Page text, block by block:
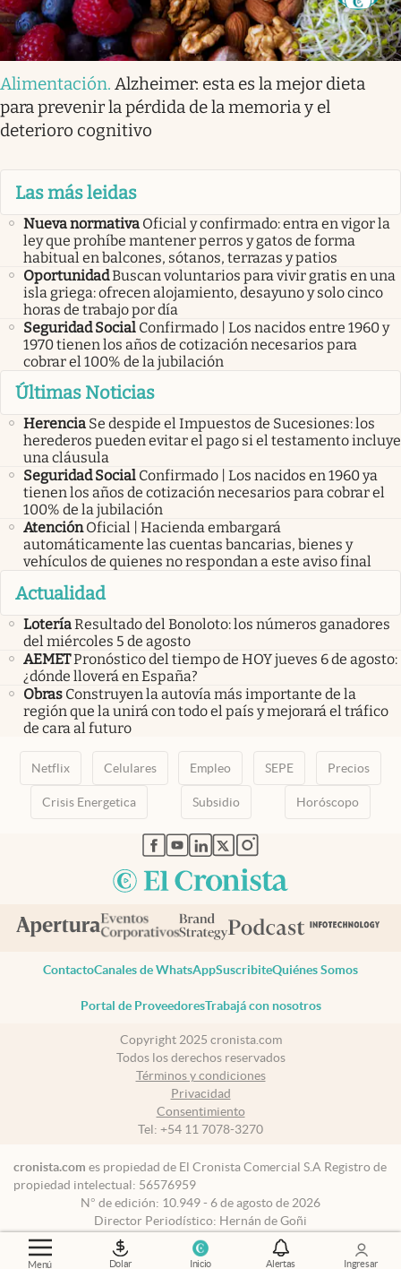
Menú Dolar Inicio Alertas Ingresar
Alimentación. Alzheimer: esta es la mejor dieta
para prevenir la pérdida de la memoria y el
deterioro cognitivo
Las más leidas
Nueva normativa Oficial y confirmado: entra en vigor la
ley que prohíbe mantener perros y gatos de forma
habitual en balcones, sótanos, terrazas y patios
OportunidadBuscan voluntarios para vivir gratis en una
isla griega: ofrecen alojamiento, desayuno y solo cinco
horas de trabajo por día
Seguridad Social Confirmado | Los nacidos entre 1960 y
1970 tienen los años de cotización necesarios para
cobrar el 100% de la jubilación
Últimas Noticias
Herencia Se despide el Impuestos de Sucesiones: los
herederos pueden evitar el pago si el testamento incluye
una cláusula
Seguridad Social Confirmado | Los nacidos en 1960 ya
tienen los años de cotización necesarios para cobrar el
100% de la jubilación
Atención Oficial | Hacienda embargará
automáticamente las cuentas bancarias, bienes y
vehículos de quienes no respondan a este aviso final
Actualidad
LoteríaResultado del Bonoloto: los números ganadores
del miércoles 5 de agosto
AEMETPronóstico del tiempo de HOY jueves 6 de agosto:
¿dónde lloverá en España?
Obras Construyen la autovía más importante de la
región que la unirá con todo el país y mejorará el tráfico
de cara al futuro
Netflix Celulares Empleo SEPE Precios
Crisis Energetica Subsidio Horóscopo
abre en nueva pestaña
abre en nueva pestaña
abre en nueva pestaña
abre en nueva pestaña
abre en nueva pestaña
ContactoCanales de WhatsAppSuscribiteQuiénes Somos
Portal de ProveedoresTrabajá con nosotros
Copyright 2025 cronista.com
Todos los derechos reservados
Términos y condiciones
Privacidad
Consentimiento
Tel: +54 11 7078-3270
cronista.com es propiedad de El Cronista Comercial S.A Registro de
propiedad intelectual: 56576959
N° de edición: 10.949 - 6 de agosto de 2026
Director Periodístico: Hernán de Goñi